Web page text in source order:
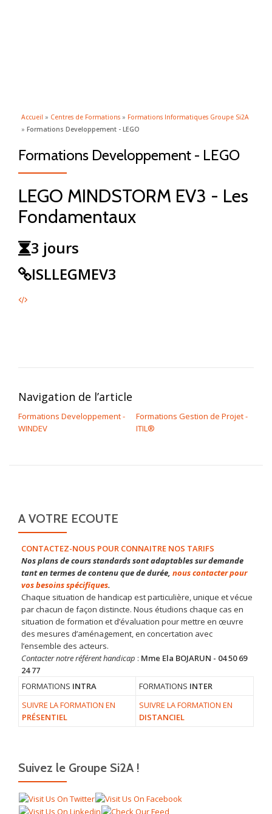
Accueil » Centres de Formations » Formations Informatiques Groupe Si2A
» Formations Developpement - LEGO
Formations Developpement - LEGO
LEGO MINDSTORM EV3 - Les
Fondamentaux
3 jours
ISLLEGMEV3
Navigation de l’article
Formations Developpement -
WINDEV
Formations Gestion de Projet -
ITIL®
A VOTRE ECOUTE
CONTACTEZ-NOUS POUR CONNAITRE NOS TARIFS
Nos plans de cours standards sont adaptables sur demande
tant en termes de contenu que de durée, nous contacter pour
vos besoins spécifiques.
Chaque situation de handicap est particulière, unique et vécue
par chacun de façon distincte. Nous étudions chaque cas en
situation de formation et d’évaluation pour mettre en œuvre
des mesures d’aménagement, en concertation avec
l’ensemble des acteurs.
Contacter notre référent handicap : Mme Ela BOJARUN - 04 50 69
24 77
FORMATIONS INTRA FORMATIONS INTER
SUIVRE LA FORMATION EN
PRÉSENTIEL
SUIVRE LA FORMATION EN
DISTANCIEL
Suivez le Groupe Si2A !